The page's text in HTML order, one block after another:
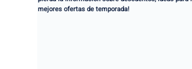
mejores ofertas de temporada!